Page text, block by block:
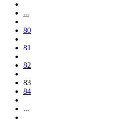
...
80
81
82
83
84
...